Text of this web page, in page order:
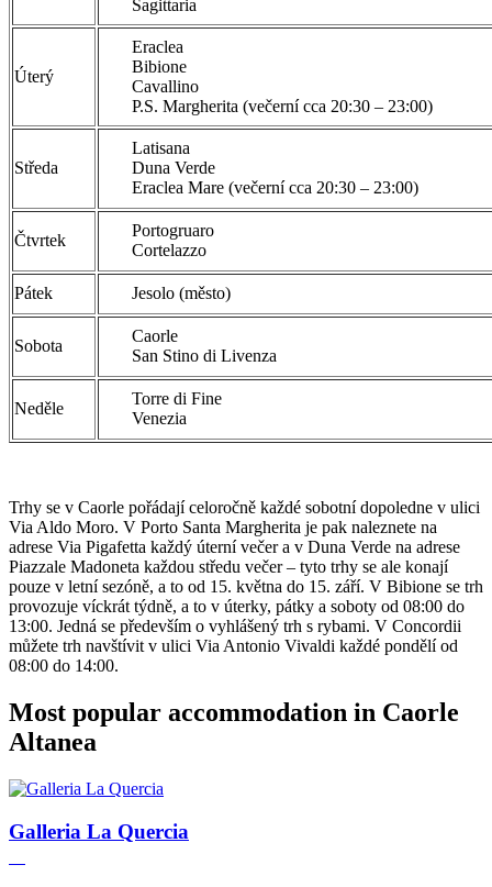
Sagittaria
Úterý
Eraclea
Bibione
Cavallino
P.S. Margherita (večerní cca 20:30 – 23:00)
Středa
Latisana
Duna Verde
Eraclea Mare (večerní cca 20:30 – 23:00)
Čtvrtek
Portogruaro
Cortelazzo
Pátek Jesolo (město)
Sobota
Caorle
San Stino di Livenza
Neděle
Torre di Fine
Venezia
Trhy se v Caorle pořádají celoročně každé sobotní dopoledne v ulici
Via Aldo Moro. V Porto Santa Margherita je pak naleznete na
adrese Via Pigafetta každý úterní večer a v Duna Verde na adrese
Piazzale Madoneta každou středu večer – tyto trhy se ale konají
pouze v letní sezóně, a to od 15. května do 15. září. V Bibione se trh
provozuje víckrát týdně, a to v úterky, pátky a soboty od 08:00 do
13:00. Jedná se především o vyhlášený trh s rybami. V Concordii
můžete trh navštívit v ulici Via Antonio Vivaldi každé pondělí od
08:00 do 14:00.
Most popular accommodation in Caorle
Altanea
Galleria La Quercia